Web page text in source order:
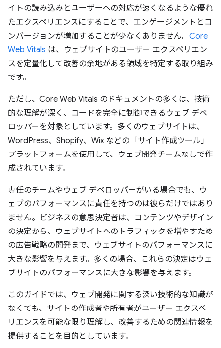
イトの読み込みとユーザーへの対応が速くなるような優れ
たエクスペリエンスにすることで、エンゲージメントとコ
ンバージョンが増加することが少なくありません。 Core
Web Vitals は、ウェブサイトのユーザー エクスペリエン
スを定量化して改善の余地がある領域を特定する取り組み
です。
ただし、Core Web Vitals のドキュメントの多くは、技術
的な理解が深く、コードを完全に制御できるウェブ デベ
ロッパーを対象としています。多くのウェブサイトは、
WordPress、Shopify、Wix などの「サイト作成ツール」
プラットフォームを使用して、ウェブ開発チームなしで作
成されています。
専任のチームやウェブ デベロッパーがいる場合でも、ウ
ェブのパフォーマンスに責任を持つのは彼らだけではあり
ません。ビジネスの意思決定者は、コンテンツやデザイン
の決定から、ウェブサイトへのトラフィックを増やすため
の広告戦略の開発まで、ウェブサイトのパフォーマンスに
大きな影響を与えます。多くの場合、これらの決定はウェ
ブサイトのパフォーマンスに大きな影響を与えます。
このガイドでは、ウェブ開発に関する深い技術的な知識が
なくても、サイトの作成者や所有者がユーザー エクスペ
リエンスを可能な限り理解し、改善するための関連情報を
提供することを目的としています。